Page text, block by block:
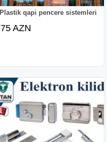
Plastik qapi pencere sistemleri
75 AZN